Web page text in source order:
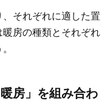
それぞれに適した置
房の種類とそれぞれ
房」を組み合わ